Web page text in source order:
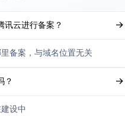
讯云进行备案？
备案，与域名位置无关
？
设中